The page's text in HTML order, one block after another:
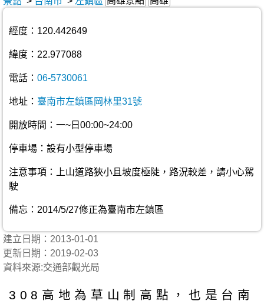
經度：120.442649
緯度：22.977088
電話： 06-5730061
地址： 臺南市左鎮區岡林里31號
開放時間：一~日00:00~24:00
停車場：設有小型停車場
注意事項：上山道路狹小且坡度極陡，路況較差，請小心駕
駛
備忘：2014/5/27修正為臺南市左鎮區
建立日期：2013-01-01
更新日期：2019-02-03
資料來源:交通部觀光局
308高地為草山制高點，也是台南